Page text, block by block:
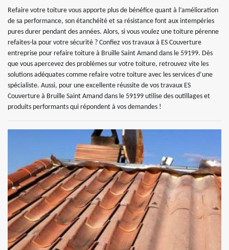
Refaire votre toiture vous apporte plus de bénéfice quant à l’amélioration
de sa performance, son étanchéité et sa résistance font aux intempéries
pures durer pendant des années. Alors, si vous voulez une toiture pérenne
refaites-la pour votre sécurité ? Confiez vos travaux à ES Couverture
entreprise pour refaire toiture à Bruille Saint Amand dans le 59199. Dès
que vous apercevez des problèmes sur votre toiture, retrouvez vite les
solutions adéquates comme refaire votre toiture avec les services d’une
spécialiste. Aussi, pour une excellente réussite de vos travaux ES
Couverture à Bruille Saint Amand dans le 59199 utilise des outillages et
produits performants qui répondent à vos demandes !